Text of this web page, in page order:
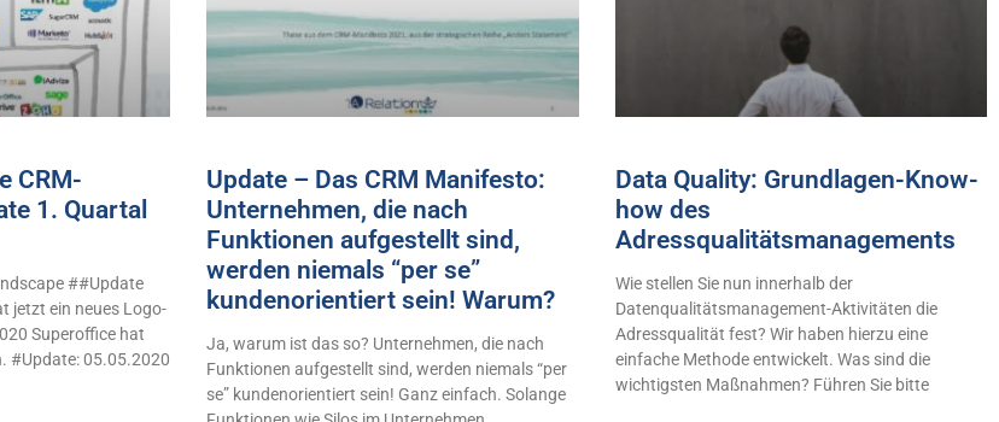
CRM-
1. Quartal
##Update
jetzt ein neues Logo-
Superoffice hat
#Update: 05.05.2020
Update – Das CRM Manifesto:
Unternehmen, die nach
Funktionen aufgestellt sind,
werden niemals “per se”
kundenorientiert sein! Warum?
Ja, warum ist das so? Unternehmen, die nach
Funktionen aufgestellt sind, werden niemals “per
se” kundenorientiert sein! Ganz einfach. Solange
Data Quality: Grundlagen-Know-
how des
Adressqualitätsmanagements
Wie stellen Sie nun innerhalb der
Datenqualitätsmanagement-Aktivitäten die
Adressqualität fest? Wir haben hierzu eine
einfache Methode entwickelt. Was sind die
wichtigsten Maßnahmen? Führen Sie bitte